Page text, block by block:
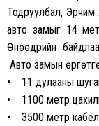
Тодруулбал, Эрчим
авто замыг 14
Өнөөдрийн
Авто замын
• 11 дулааны
• 1100 метр
• 3500 метр